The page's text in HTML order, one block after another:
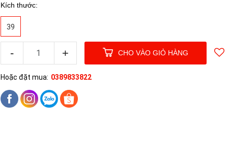
Kích thước:
39
- + CHO VÀO GIỎ HÀNG
Hoặc đặt mua: 0389833822